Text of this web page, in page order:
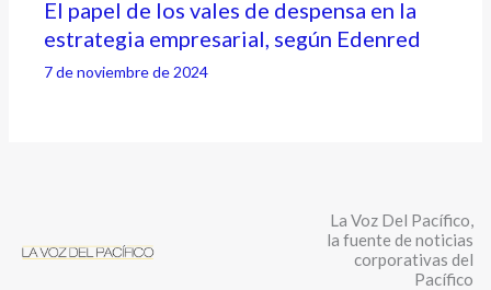
El papel de los vales de despensa en la
estrategia empresarial, según Edenred
7 de noviembre de 2024
La Voz Del Pacífico,
la fuente de noticias
corporativas del
Pacífico